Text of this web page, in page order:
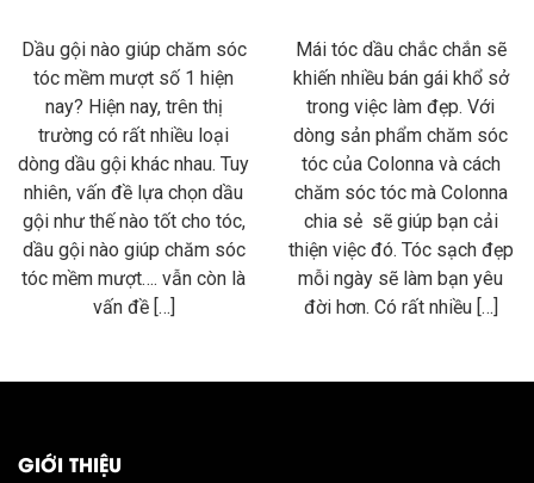
Dầu gội nào giúp chăm sóc
tóc mềm mượt số 1 hiện
nay? Hiện nay, trên thị
trường có rất nhiều loại
dòng dầu gội khác nhau. Tuy
nhiên, vấn đề lựa chọn dầu
gội như thế nào tốt cho tóc,
dầu gội nào giúp chăm sóc
tóc mềm mượt…. vẫn còn là
vấn đề […]
Mái tóc dầu chắc chắn sẽ
khiến nhiều bán gái khổ sở
trong việc làm đẹp. Với
dòng sản phẩm chăm sóc
tóc của Colonna và cách
chăm sóc tóc mà Colonna
chia sẻ sẽ giúp bạn cải
thiện việc đó. Tóc sạch đẹp
mỗi ngày sẽ làm bạn yêu
đời hơn. Có rất nhiều […]
GIỚI THIỆU